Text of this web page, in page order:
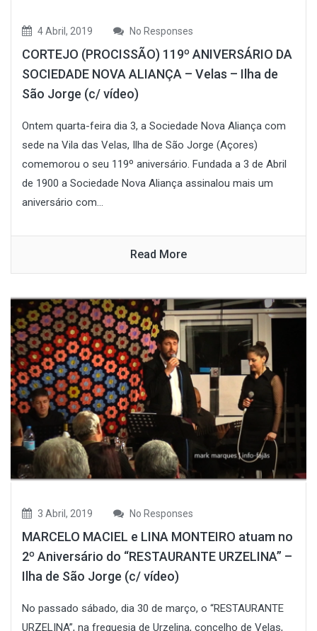
4 Abril, 2019 No Responses
CORTEJO (PROCISSÃO) 119º ANIVERSÁRIO DA
SOCIEDADE NOVA ALIANÇA – Velas – Ilha de
São Jorge (c/ vídeo)
Ontem quarta-feira dia 3, a Sociedade Nova Aliança com
sede na Vila das Velas, Ilha de São Jorge (Açores)
comemorou o seu 119º aniversário. Fundada a 3 de Abril
de 1900 a Sociedade Nova Aliança assinalou mais um
aniversário com...
Read More
3 Abril, 2019 No Responses
MARCELO MACIEL e LINA MONTEIRO atuam no
2º Aniversário do “RESTAURANTE URZELINA” –
Ilha de São Jorge (c/ vídeo)
No passado sábado, dia 30 de março, o “RESTAURANTE
URZELINA”, na freguesia de Urzelina, concelho de Velas,